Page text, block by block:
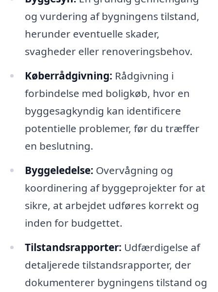
og vurdering af bygningens tilstand,
herunder eventuelle skader,
svagheder eller renoveringsbehov.
Køberrådgivning: Rådgivning i
forbindelse med boligkøb, hvor en
byggesagkyndig kan identificere
potentielle problemer, før du træffer
en beslutning.
Byggeledelse: Overvågning og
koordinering af byggeprojekter for at
sikre, at arbejdet udføres korrekt og
inden for budgettet.
Tilstandsrapporter: Udfærdigelse af
detaljerede tilstandsrapporter, der
dokumenterer bygningens tilstand og